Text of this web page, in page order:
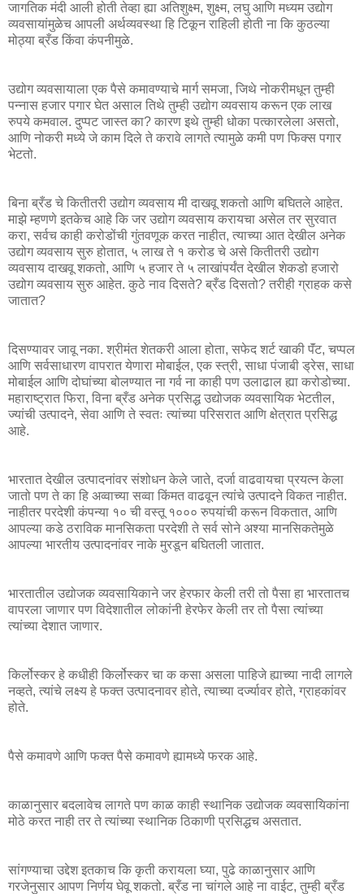
जागतिक मंदी आली होती तेव्हा ह्या अतिशुक्ष्म, शुक्ष्म, लघु आणि मध्यम उद्योग
व्यवसायांमुळेच आपली अर्थव्यवस्था हि टिकून राहिली होती ना कि कुठल्या
मोठ्या ब्रँड किंवा कंपनीमुळे.
उद्योग व्यवसायाला एक पैसे कमावण्याचे मार्ग समजा, जिथे नोकरीमधून तुम्ही
पन्नास हजार पगार घेत असाल तिथे तुम्ही उद्योग व्यवसाय करून एक लाख
रुपये कमवाल. दुप्पट जास्त का? कारण इथे तुम्ही धोका पत्कारलेला असतो,
आणि नोकरी मध्ये जे काम दिले ते करावे लागते त्यामुळे कमी पण फिक्स पगार
भेटतो.
बिना ब्रँड चे कितीतरी उद्योग व्यवसाय मी दाखवू शकतो आणि बघितले आहेत.
माझे म्हणणे इतकेच आहे कि जर उद्योग व्यवसाय करायचा असेल तर सुरवात
करा, सर्वच काही करोडोंची गुंतवणूक करत नाहीत, त्याच्या आत देखील अनेक
उद्योग व्यवसाय सुरु होतात, ५ लाख ते १ करोड चे असे कितीतरी उद्योग
व्यवसाय दाखवू शकतो, आणि ५ हजार ते ५ लाखांपर्यंत देखील शेकडो हजारो
उद्योग व्यवसाय सुरु आहेत. कुठे नाव दिसते? ब्रँड दिसतो? तरीही ग्राहक कसे
जातात?
दिसण्यावर जावू नका. श्रीमंत शेतकरी आला होता, सफेद शर्ट खाकी पॅंट, चप्पल
आणि सर्वसाधारण वापरात येणारा मोबाईल, एक स्त्री, साधा पंजाबी ड्रेस, साधा
मोबाईल आणि दोघांच्या बोलण्यात ना गर्व ना काही पण उलाढाल ह्या करोडोच्या.
महाराष्ट्रात फिरा, विना ब्रँड अनेक प्रसिद्ध उद्योजक व्यवसायिक भेटतील,
ज्यांची उत्पादने, सेवा आणि ते स्वतः त्यांच्या परिसरात आणि क्षेत्रात प्रसिद्ध
आहे.
भारतात देखील उत्पादनांवर संशोधन केले जाते, दर्जा वाढवायचा प्रयत्न केला
जातो पण ते का हि अव्वाच्या सव्वा किंमत वाढवून त्यांचे उत्पादने विकत नाहीत.
नाहीतर परदेशी कंपन्या १० ची वस्तू १००० रुपयांची करून विकतात, आणि
आपल्या कडे ठराविक मानसिकता परदेशी ते सर्व सोने अश्या मानसिकतेमुळे
आपल्या भारतीय उत्पादनांवर नाके मुरडून बघितली जातात.
भारतातील उद्योजक व्यवसायिकाने जर हेरफार केली तरी तो पैसा हा भारतातच
वापरला जाणार पण विदेशातील लोकांनी हेरफेर केली तर तो पैसा त्यांच्या
त्यांच्या देशात जाणार.
किर्लोस्कर हे कधीही किर्लोस्कर चा क कसा असला पाहिजे ह्याच्या नादी लागले
नव्हते, त्यांचे लक्ष्य हे फक्त उत्पादनावर होते, त्याच्या दर्ज्यावर होते, ग्राहकांवर
होते.
पैसे कमावणे आणि फक्त पैसे कमावणे ह्यामध्ये फरक आहे.
काळानुसार बदलावेच लागते पण काळ काही स्थानिक उद्योजक व्यवसायिकांना
मोठे करत नाही तर ते त्यांच्या स्थानिक ठिकाणी प्रसिद्धच असतात.
सांगण्याचा उद्देश इतकाच कि कृती करायला घ्या, पुढे काळानुसार आणि
गरजेनुसार आपण निर्णय घेवू शकतो. ब्रँड ना चांगले आहे ना वाईट, तुम्ही ब्रँड